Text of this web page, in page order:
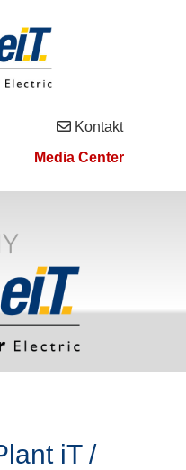
Kontakt
Media Center
iT /